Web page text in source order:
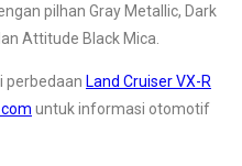
pilhan Gray Metallic, Dark
Attitude Black Mica.
perbedaan Land Cruiser VX-R
untuk informasi otomotif